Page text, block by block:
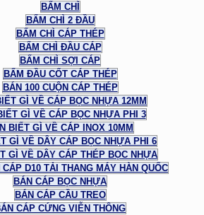
BẤM CHÌ
BẤM CHÌ 2 ĐẦU
BẤM CHÌ CÁP THÉP
BẤM CHÌ ĐẦU CÁP
BẤM CHÌ SỢI CÁP
BẤM ĐẦU CỐT CÁP THÉP
BÁN 100 CUỘN CÁP THÉP
GÌ VỀ CÁP BỌC NHỰA 12MM
GÌ VỀ CÁP BỌC NHỰA PHI 3
BIẾT GÌ VỀ CÁP INOX 10MM
GÌ VỀ DÂY CÁP BỌC NHỰA PHI 6
GÌ VỀ DÂY CÁP THÉP BỌC NHỰA
CÁP D10 TẢI THANG MÁY HÀN QUỐC
BÁN CÁP BỌC NHỰA
BÁN CÁP CẦU TREO
CÁP CỨNG VIỄN THÔNG